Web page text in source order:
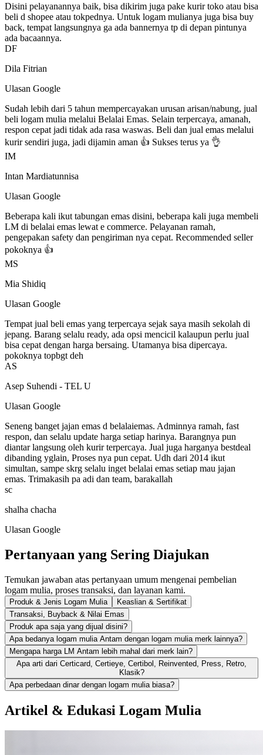
Disini pelayanannya baik, bisa dikirim juga pake kurir toko atau bisa
beli d shopee atau tokpednya. Untuk logam mulianya juga bisa buy
back, tempat langsungnya ga ada bannernya tp di depan pintunya
ada bacaannya.
DF
Dila Fitrian
Ulasan Google
Sudah lebih dari 5 tahun mempercayakan urusan arisan/nabung, jual
beli logam mulia melalui Belalai Emas. Selain terpercaya, amanah,
respon cepat jadi tidak ada rasa waswas. Beli dan jual emas melalui
kurir sendiri juga, jadi dijamin aman 👍 Sukses terus ya 👌
IM
Intan Mardiatunnisa
Ulasan Google
Beberapa kali ikut tabungan emas disini, beberapa kali juga membeli
LM di belalai emas lewat e commerce. Pelayanan ramah,
pengepakan safety dan pengiriman nya cepat. Recommended seller
pokoknya 👍
MS
Mia Shidiq
Ulasan Google
Tempat jual beli emas yang terpercaya sejak saya masih sekolah di
jepang. Barang selalu ready, ada opsi mencicil kalaupun perlu jual
bisa cepat dengan harga bersaing. Utamanya bisa dipercaya.
pokoknya topbgt deh
AS
Asep Suhendi - TEL U
Ulasan Google
Seneng banget jajan emas d belalaiemas. Adminnya ramah, fast
respon, dan selalu update harga setiap harinya. Barangnya pun
diantar langsung oleh kurir terpercaya. Jual juga harganya bestdeal
dibanding yglain, Proses nya pun cepat. Udh dari 2014 ikut
simultan, sampe skrg selalu inget belalai emas setiap mau jajan
emas. Trimakasih pa adi dan team, barakallah
sc
shalha chacha
Ulasan Google
Pertanyaan yang Sering Diajukan
Temukan jawaban atas pertanyaan umum mengenai pembelian
logam mulia, proses transaksi, dan layanan kami.
Produk & Jenis Logam Mulia
Keaslian & Sertifikat
Transaksi, Buyback & Nilai Emas
Produk apa saja yang dijual disini?
Apa bedanya logam mulia Antam dengan logam mulia merk lainnya?
Mengapa harga LM Antam lebih mahal dari merk lain?
Apa arti dari Certicard, Certieye, Certibol, Reinvented, Press, Retro,
Klasik?
Apa perbedaan dinar dengan logam mulia biasa?
Artikel & Edukasi Logam Mulia